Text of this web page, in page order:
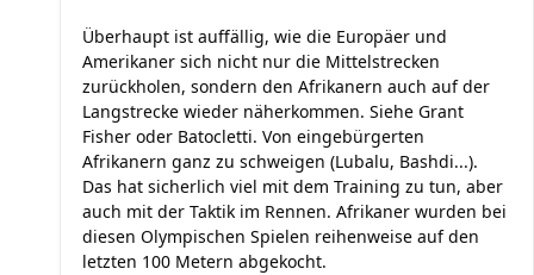
Überhaupt ist auffällig, wie die Europäer und
Amerikaner sich nicht nur die Mittelstrecken
zurückholen, sondern den Afrikanern auch auf der
Langstrecke wieder näherkommen. Siehe Grant
Fisher oder Batocletti. Von eingebürgerten
Afrikanern ganz zu schweigen (Lubalu, Bashdi...).
Das hat sicherlich viel mit dem Training zu tun, aber
auch mit der Taktik im Rennen. Afrikaner wurden bei
diesen Olympischen Spielen reihenweise auf den
letzten 100 Metern abgekocht.